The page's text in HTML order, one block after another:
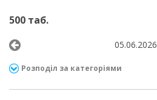
500 таб.
05.06.2026
Розподіл за категоріями